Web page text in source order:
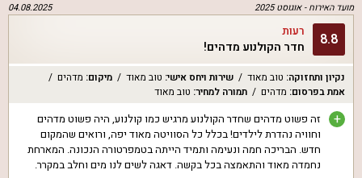
מועד האירוח -אוגוסט 2025 04.08.2025
8.8 רעות
חדר הקולנוע מדהים!
נקיון ותחזוקה: טוב מאוד שירות ויחס אישי: טוב מאוד מיקום: מדהים
אמת בפרסום: מדהים תמורה למחיר: טוב מאוד
+
זה פשוט מדהים שחדר הקולנוע מרגיש כמו קולנוע, היה פשוט מדהים
וחוויה נהדרת לילדים! בכלל כל הסוויטה מאוד יפה, ורואים שהמקום
חדש. הבריכה חמה ונעימה ותמיד הייתה בטמפרטורה הנכונה. המארחת
נחמדה מאוד והתאמצה בכל בקשה. דאגה לשים לנו מים וחלב במקרר.